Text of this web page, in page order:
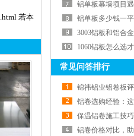
若本
常见问答排行
保温铝卷施工技
铝卷价格对比，